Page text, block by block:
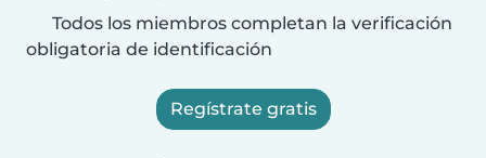
Todos los miembros completan la verificación
obligatoria de identificación
Regístrate gratis